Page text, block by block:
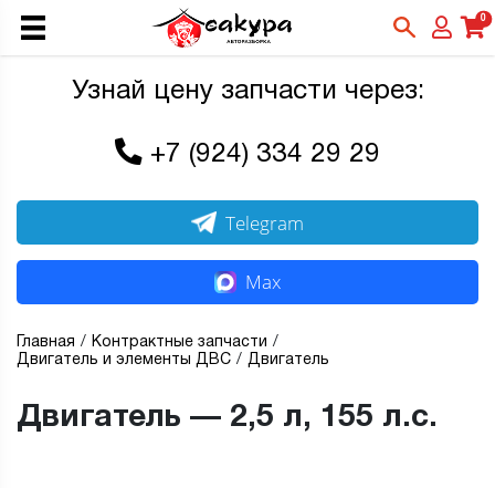
0
Узнай цену запчасти через:
+7 (924) 334 29 29
Telegram
Max
Главная
Контрактные запчасти
Двигатель и элементы ДВС
Двигатель
Двигатель — 2,5 л, 155 л.с.